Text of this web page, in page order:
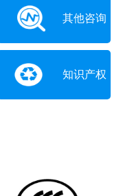
其他咨询
知识产权